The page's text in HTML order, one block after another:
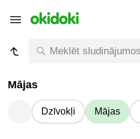
Mājas
Dzīvokļi Mājas